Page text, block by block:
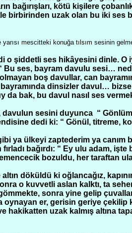
bağırışları, kötü kişilere
birbirinden uzak olan bu iki ses
yarısı mescitteki konuğa tılsım sesinin
o şiddetli ses hikâyesini dinle. O
Bu ses, bayram davulu sesi…
boş davullar, can
bayramında dinsizler davul…
da bak, bu davul nasıl ses
davulun sesini duyunca “
dedi ki: “ Gönül, titreme,
ya ülkeyi zaptederim ya canım
bağırdı: “ Ey ulu adam,
bozuldu, her taraftan
altın döküldü ki oğlancağız,
o kuvvetli aslan kalktı, ta seher
gömmekte, sonra yine gelip
oynayan er, gerisin geriye
hakikatten uzak kalmış altına